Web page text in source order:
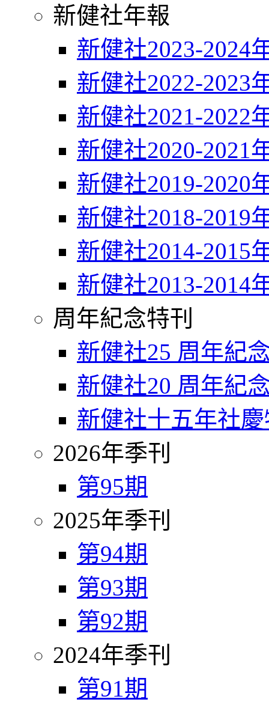
新健社年報
新健社2023-2024
新健社2022-2023
新健社2021-2022
新健社2020-2021
新健社2019-2020
新健社2018-2019
新健社2014-2015
新健社2013-2014
周年紀念特刊
新健社25 周年紀
新健社20 周年紀
新健社十五年社
2026年季刊
第95期
2025年季刊
第94期
第93期
第92期
2024年季刊
第91期